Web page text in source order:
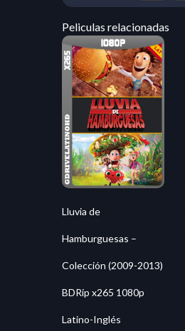
Peliculas relacionadas
Lluvia de
Hamburguesas –
Colección (2009-2013)
BDRip x265 1080p
Latino-Inglés